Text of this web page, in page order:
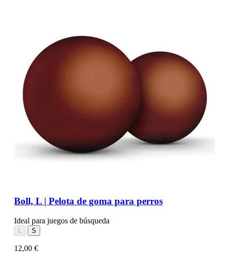
Boll, L | Pelota de goma para perros
Ideal para juegos de búsqueda
L S
12,00 €